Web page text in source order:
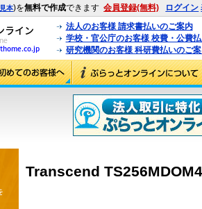
見本)を無料で作成できます 会員登録(無料) ログイン
法人のお客様 請求書払いのご案内
学校・官公庁のお客様 校費・公費
研究機関のお客様 科研費払いのご
Transcend